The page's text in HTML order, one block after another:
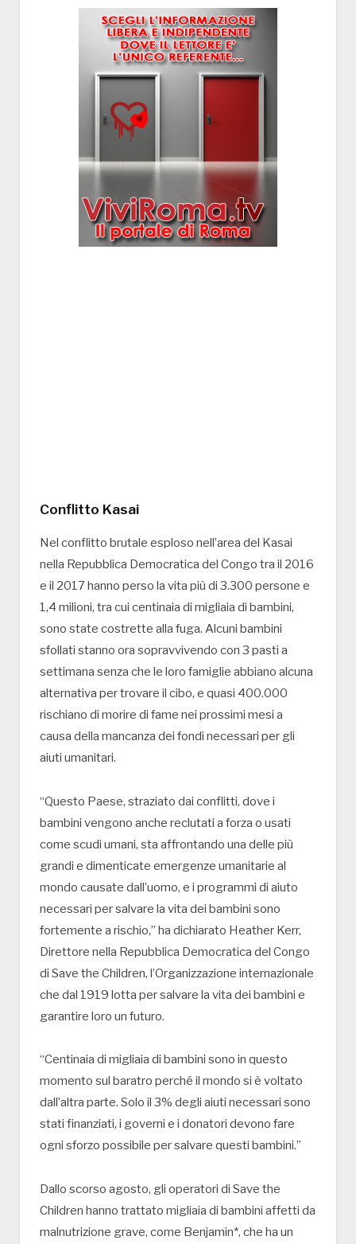
Conflitto Kasai
Nel conflitto brutale esploso nell’area del Kasai
nella Repubblica Democratica del Congo tra il 2016
e il 2017 hanno perso la vita più di 3.300 persone e
1,4 milioni, tra cui centinaia di migliaia di bambini,
sono state costrette alla fuga. Alcuni bambini
sfollati stanno ora sopravvivendo con 3 pasti a
settimana senza che le loro famiglie abbiano alcuna
alternativa per trovare il cibo, e quasi 400.000
rischiano di morire di fame nei prossimi mesi a
causa della mancanza dei fondi necessari per gli
aiuti umanitari.
“Questo Paese, straziato dai conflitti, dove i
bambini vengono anche reclutati a forza o usati
come scudi umani, sta affrontando una delle più
grandi e dimenticate emergenze umanitarie al
mondo causate dall’uomo, e i programmi di aiuto
necessari per salvare la vita dei bambini sono
fortemente a rischio,” ha dichiarato Heather Kerr,
Direttore nella Repubblica Democratica del Congo
di Save the Children, l’Organizzazione internazionale
che dal 1919 lotta per salvare la vita dei bambini e
garantire loro un futuro.
“Centinaia di migliaia di bambini sono in questo
momento sul baratro perché il mondo si è voltato
dall’altra parte. Solo il 3% degli aiuti necessari sono
stati finanziati, i governi e i donatori devono fare
ogni sforzo possibile per salvare questi bambini.”
Dallo scorso agosto, gli operatori di Save the
Children hanno trattato migliaia di bambini affetti da
malnutrizione grave, come Benjamin*, che ha un